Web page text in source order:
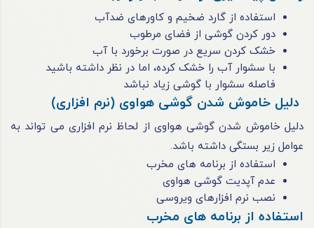
استفاده از گارد ضخیم و کاورهای ضدآب
دور کردن گوشی از فضای مرطوب
خشک کردن سریع در صورت برخورد با آب
با سشوار آب را خشک کرده، اما در نظر داشته باشید
فاصله سشوار با گوشی زیاد نباشد
دلیل خاموش شدن گوشی هواوی (نرم افزاری)
دلیل خاموش شدن گوشی هواوی از لحاظ نرم افزاری می تواند به
عوامل زیر بستگی داشته باشد.
استفاده از برنامه ‌های مخرب
عدم آپدیت گوشی هواوی
نصب نرم افزارهای ویروسی
استفاده از برنامه ‌های مخرب